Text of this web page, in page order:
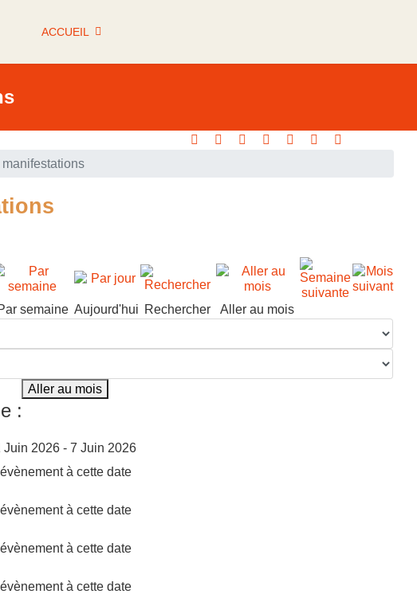
ACCUEIL
semaine Aujourd'hui Rechercher Aller au mois
Aller au mois
:
1 Juin 2026 - 7 Juin 2026
à cette date
à cette date
à cette date
à cette date